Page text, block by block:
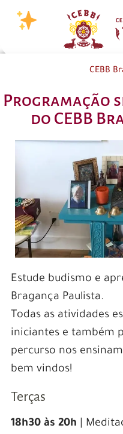
CEBB
Programação
do CEBB
Estude budismo e
Bragança Paulista.
Todas as atividades
iniciantes e também
percurso nos
bem vindos!
Terças
18h30 às 20h |